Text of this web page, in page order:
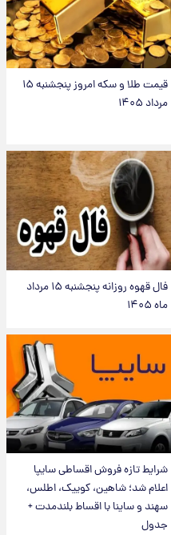
قیمت طلا و سکه امروز پنجشنبه ۱۵
مرداد ۱۴۰۵
فال قهوه روزانه پنجشنبه ۱۵ مرداد
ماه ۱۴۰۵
شرایط تازه فروش اقساطی سایپا
اعلام شد؛ شاهین، کوییک، اطلس،
سهند و ساینا با اقساط بلندمدت +
جدول